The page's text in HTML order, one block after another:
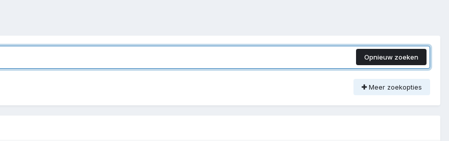
Opnieuw zoeken
Meer zoekopties